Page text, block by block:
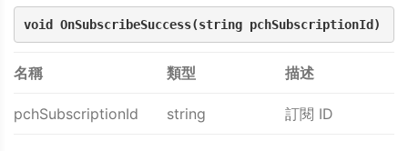
void OnSubscribeSuccess(string pchSubscriptionId)
名稱 類型 描述
pchSubscriptionId string 訂閱 ID